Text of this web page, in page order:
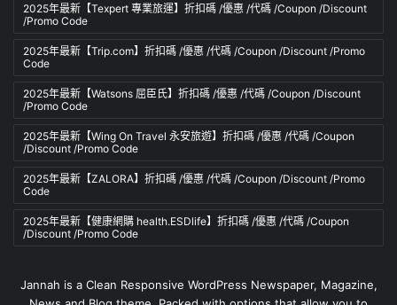
2025年最新【Texpert 專業旅運】折扣碼 /優惠 /代碼 /Coupon /Discount
/Promo Code
2025年最新【Trip.com】折扣碼 /優惠 /代碼 /Coupon /Discount /Promo
Code
2025年最新【Watsons 屈臣氏】折扣碼 /優惠 /代碼 /Coupon /Discount
/Promo Code
2025年最新【Wing On Travel 永安旅遊】折扣碼 /優惠 /代碼 /Coupon
/Discount /Promo Code
2025年最新【ZALORA】折扣碼 /優惠 /代碼 /Coupon /Discount /Promo
Code
2025年最新【健康網購 health.ESDlife】折扣碼 /優惠 /代碼 /Coupon
/Discount /Promo Code
Jannah is a Clean Responsive WordPress Newspaper, Magazine,